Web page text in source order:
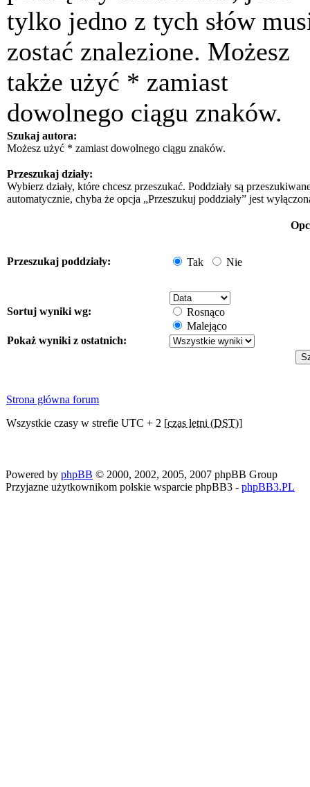
tylko jedno z tych słów
zostać znalezione. Możesz
także użyć * zamiast
dowolnego ciągu znaków.
Szukaj autora:
Możesz użyć * zamiast dowolnego ciągu znaków.
Przeszukaj działy:
Wybierz działy, które chcesz przeszukać. Poddziały są
automatycznie, chyba że opcja „Przeszukuj poddziały” jest
Przeszukaj poddziały: Tak Nie
Sortuj wyniki wg:
Rosnąco
Malejąco
Pokaż wyniki z ostatnich:
Strona główna forum
Wszystkie czasy w strefie UTC + 2 [czas letni (DST)]
Powered by phpBB © 2000, 2002, 2005, 2007 phpBB Group
Przyjazne użytkownikom polskie wsparcie phpBB3 - phpBB3.PL